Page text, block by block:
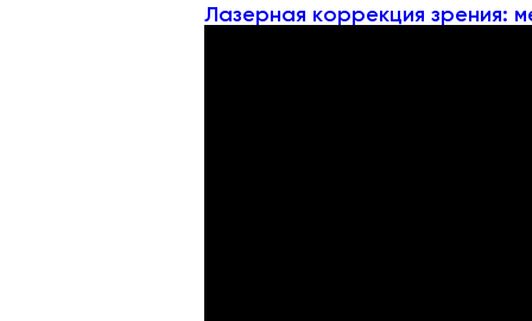
Лазерная коррекция зрения: